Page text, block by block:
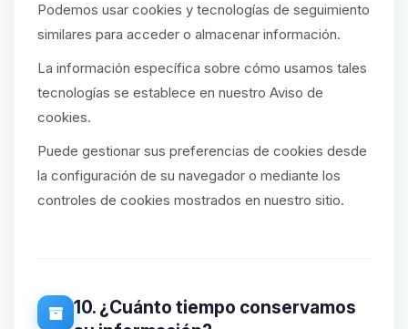
Podemos usar cookies y tecnologías de seguimiento
similares para acceder o almacenar información.
La información específica sobre cómo usamos tales
tecnologías se establece en nuestro Aviso de
cookies.
Puede gestionar sus preferencias de cookies desde
la configuración de su navegador o mediante los
controles de cookies mostrados en nuestro sitio.
10. ¿Cuánto tiempo conservamos